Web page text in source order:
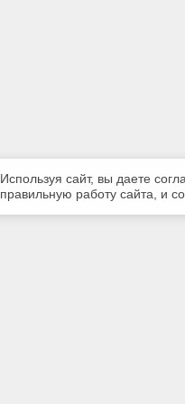
Используя сайт, вы даете
правильную работу сайта, и